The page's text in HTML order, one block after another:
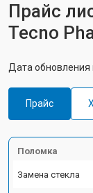
Прайс
Tecno
Дата обновления
Прайс
Поломка
Замена стекла